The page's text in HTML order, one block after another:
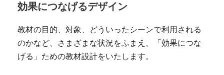
効果につなげるデザイン
教材の目的、対象、どういったシーンで利用される
のかなど、さまざまな状況をふまえ、「効果につな
げる」ための教材設計をいたします。